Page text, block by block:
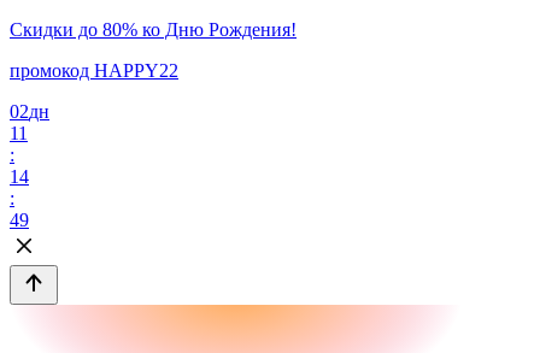
Скидки до 80% ко Дню Рождения!
промокод HAPPY22
02дн
11
:
14
:
49